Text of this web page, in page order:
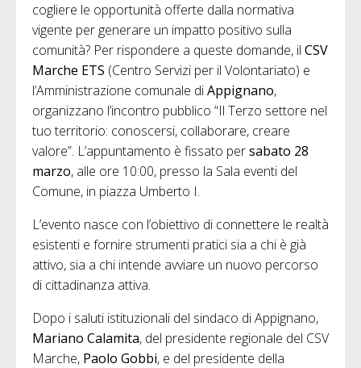
cogliere le opportunità offerte dalla normativa
vigente per generare un impatto positivo sulla
comunità? Per rispondere a queste domande, il CSV
Marche ETS (Centro Servizi per il Volontariato) e
l’Amministrazione comunale diAppignano,
organizzano l’incontro pubblico “Il Terzo settore nel
tuo territorio: conoscersi, collaborare, creare
valore”. L’appuntamento è fissato persabato 28
marzo, alle ore 10:00, presso la Sala eventi del
Comune, in piazza Umberto I.
L’evento nasce con l’obiettivo di connettere le realtà
esistenti e fornire strumenti pratici sia a chi è già
attivo, sia a chi intende avviare un nuovo percorso
di cittadinanza attiva.
Dopo i saluti istituzionali del sindaco di Appignano,
Mariano Calamita, del presidente regionale del CSV
Marche, Paolo Gobbi, e del presidente della